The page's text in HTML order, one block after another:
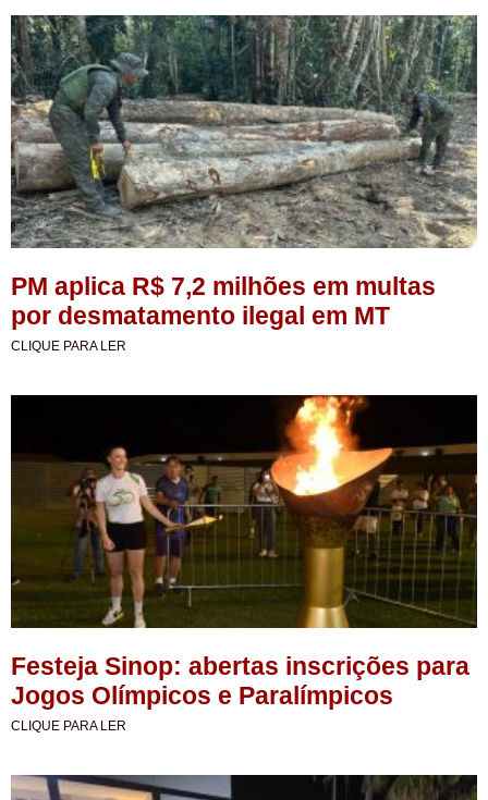
PM aplica R$ 7,2 milhões em multas
por desmatamento ilegal em MT
CLIQUE PARA LER
Festeja Sinop: abertas inscrições para
Jogos Olímpicos e Paralímpicos
CLIQUE PARA LER